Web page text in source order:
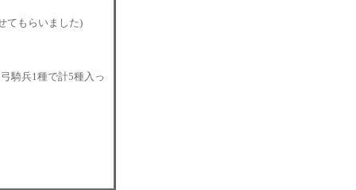
てもらいました)
騎兵1種で計5種入っ